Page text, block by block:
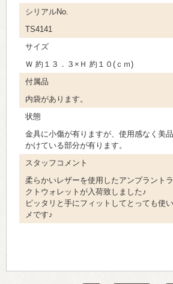
シリアルNo.
TS4141
サイズ
Ｗ 約１３．３×Ｈ 約１０(ｃｍ)
付属品
内袋があります。
状態
金具に小傷が有りますが、使用感なく美
かけている部分が有ります。
スタッフコメント
柔らかいレザーを使用したアンプラント
クトウォレットが入荷致しました♪
ピッタリと手にフィットしてとっても使
メです♪